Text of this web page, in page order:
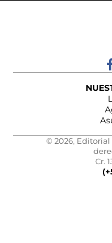
© 2026, Editorial
Cr.